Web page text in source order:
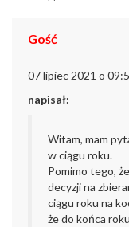
Gość
07 lipiec 2021 o
napisał:
Witam, mam
w ciągu roku.
Pomimo tego,
decyzji na
ciągu roku na
że do końca